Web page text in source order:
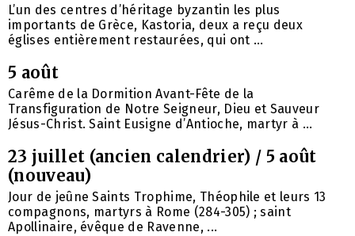
L’un des centres d’héritage byzantin les plus
importants de Grèce, Kastoria, deux a reçu deux
églises entièrement restaurées, qui ont ...
5 août
Carême de la Dormition Avant-Fête de la
Transfiguration de Notre Seigneur, Dieu et Sauveur
Jésus-Christ. Saint Eusigne d’Antioche, martyr à ...
23 juillet (ancien calendrier) / 5 août
(nouveau)
Jour de jeûne Saints Trophime, Théophile et leurs 13
compagnons, martyrs à Rome (284-305) ; saint
Apollinaire, évêque de Ravenne, ...